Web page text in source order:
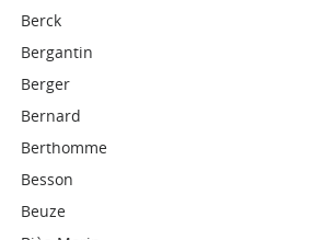
Berck
Bergantin
Berger
Bernard
Berthomme
Besson
Beuze